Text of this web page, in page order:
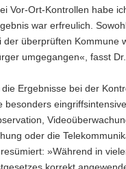
Vor-Ort-Kontrollen habe
war erfreulich.
der überprüften Kommune
umgegangen«, fasst
Ergebnisse bei der
besonders
oder die
»Während in
korrekt